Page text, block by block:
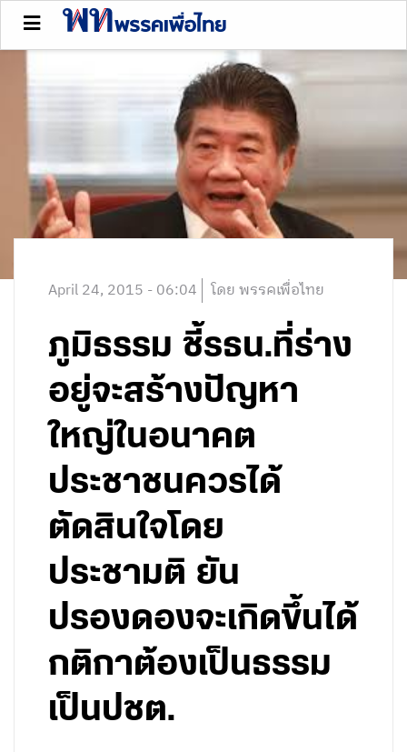
April 24, 2015 - 06:04 โดย พรรคเพื่อไทย
ภูมิธรรม ชี้รธน.ที่ร่าง
อยู่จะสร้างปัญหา
ใหญ่ในอนาคต
ประชาชนควรได้
ตัดสินใจโดย
ประชามติ ยัน
ปรองดองจะเกิดขึ้นได้
กติกาต้องเป็นธรรม
เป็นปชต.